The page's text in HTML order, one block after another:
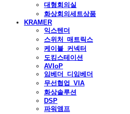
대형회의실
화상회의세트상품
KRAMER
익스텐더
스위처_매트릭스
케이블_커넥터
도킹스테이션
AVIoP
임베더_디임베더
무선협업_VIA
화상솔루션
DSP
파워앰프